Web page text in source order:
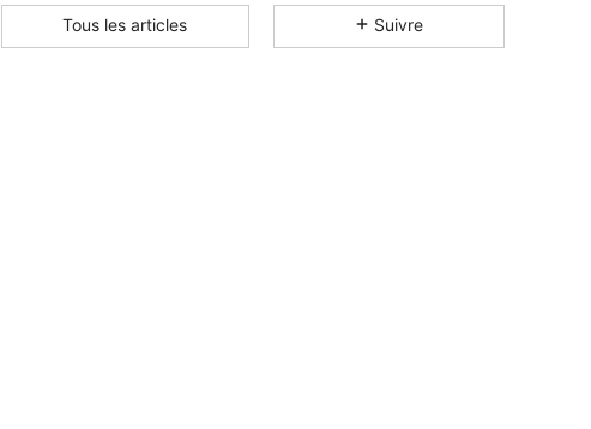
4,80
Tous les articles Suivre